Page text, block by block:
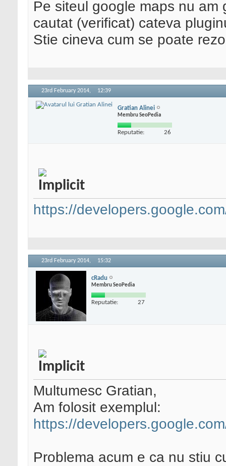
Pe siteul google maps nu
cautat (verificat) cateva
Stie cineva cum se poate
23rd February 2014, 12:39
Gratian Alinei
Membru SeoPedia
Reputatie: 26
https://
23rd February 2014, 15:32
cRadu
Membru SeoPedia
Reputatie: 27
Multumesc Gratian,
Am folosit exemplul:
https://
Problema acum e ca nu stiu